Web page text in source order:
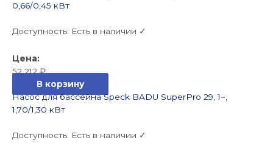
0,66/0,45 кВт
Доступность: Есть в наличии ✓
52 212₽
В корзину
Насос для бассейна Speck BADU SuperPro 29, 1~,
1,70/1,30 кВт
Доступность: Есть в наличии ✓